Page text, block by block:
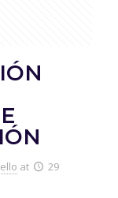
at
29